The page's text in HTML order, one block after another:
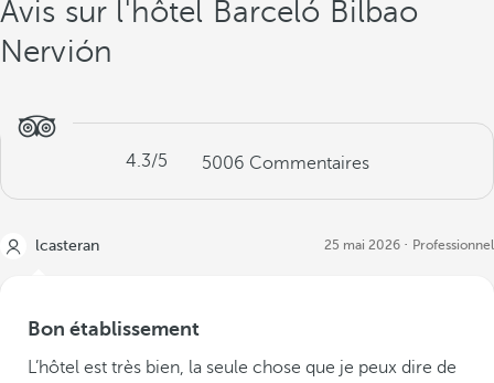
Avis sur l'hôtel Barceló Bilbao
Nervión
4.3/5 5006 Commentaires
lcasteran 25 mai 2026 Professionnel
Bon établissement
L’hôtel est très bien, la seule chose que je peux dire de